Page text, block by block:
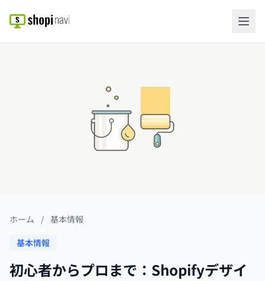
ホーム / 基本情報
基本情報
初心者からプロまで：Shopifyデザイ